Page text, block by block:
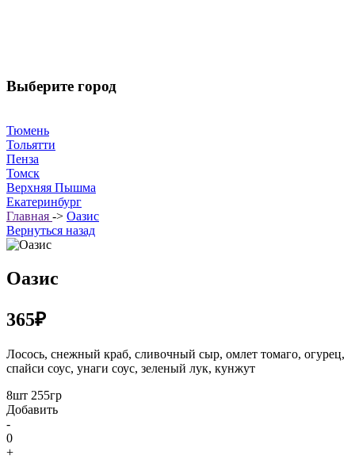
Выберите город
Тюмень
Тольятти
Пенза
Томск
Верхняя Пышма
Екатеринбург
Главная -> Оазис
Вернуться назад
Оазис
365₽
Лосось, снежный краб, сливочный сыр, омлет томаго, огурец,
спайси соус, унаги соус, зеленый лук, кунжут
8шт 255гр
Добавить
-
0
+